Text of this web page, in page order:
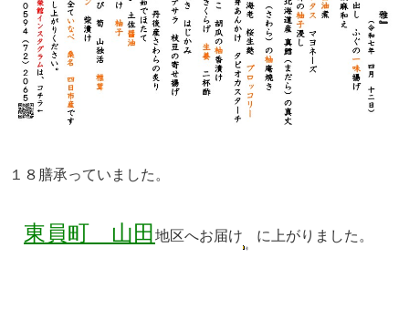
１８膳承っていました。
東員町 山田 地区へお届け に上がりました。